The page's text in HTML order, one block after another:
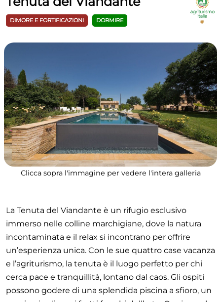
DIMORE E FORTIFICAZIONI DORMIRE
Clicca sopra l'immagine per vedere l'intera galleria
La Tenuta del Viandante è un rifugio esclusivo
immerso nelle colline marchigiane, dove la natura
incontaminata e il relax si incontrano per offrire
un’esperienza unica. Con le sue quattro case vacanza
e l’agriturismo, la tenuta è il luogo perfetto per chi
cerca pace e tranquillità, lontano dal caos. Gli ospiti
possono godere di una splendida piscina a sfioro, un